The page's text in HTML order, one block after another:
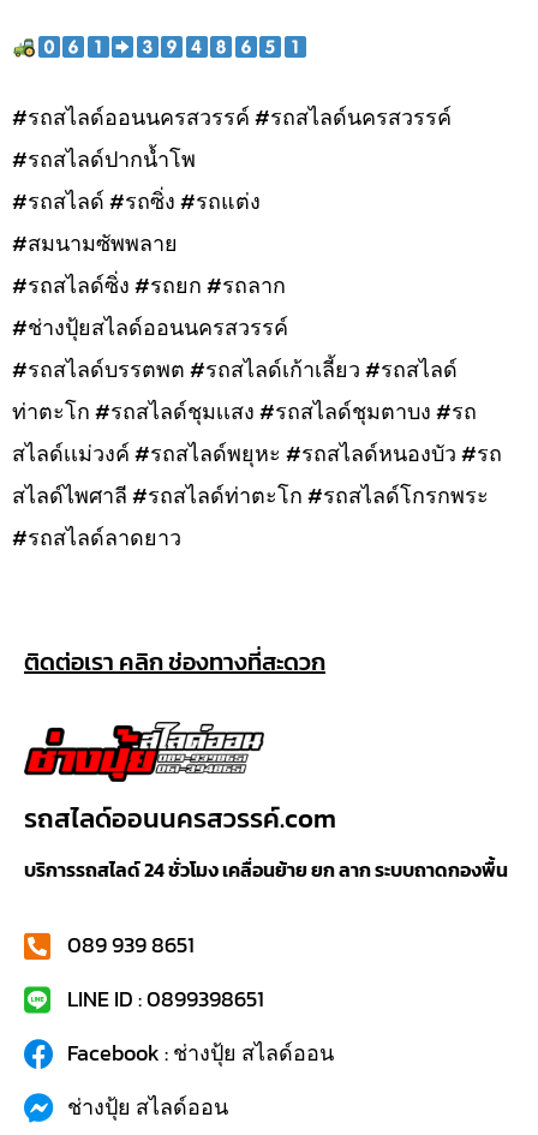
#รถสไลด์ออนนครสวรรค์ #รถสไลด์นครสวรรค์
#รถสไลด์ปากน้ำโพ
#รถสไลด์ #รถซิ่ง #รถแต่ง
#สมนามซัพพลาย
#รถสไลด์ซิ่ง #รถยก #รถลาก
#ช่างปุ้ยสไลด์ออนนครสวรรค์
#รถสไลด์บรรตพต #รถสไลด์เก้าเลี้ยว #รถสไลด์
ท่าตะโก #รถสไลด์ชุมเเสง #รถสไลด์ชุมตาบง #รถ
สไลด์เเม่วงค์ #รถสไลด์พยุหะ #รถสไลด์หนองบัว #รถ
สไลด์ไพศาลี #รถสไลด์ท่าตะโก #รถสไลด์โกรกพระ
#รถสไลด์ลาดยาว
ติดต่อเรา คลิก ช่องทางที่สะดวก
รถสไลด์ออนนครสวรรค์.com
บริการรถสไลด์ 24 ชั่วโมง เคลื่อนย้าย ยก ลาก ระบบถาดกองพื้น
089 939 8651
LINE ID : 0899398651
Facebook : ช่างปุ้ย สไลด์ออน
ช่างปุ้ย สไลด์ออน